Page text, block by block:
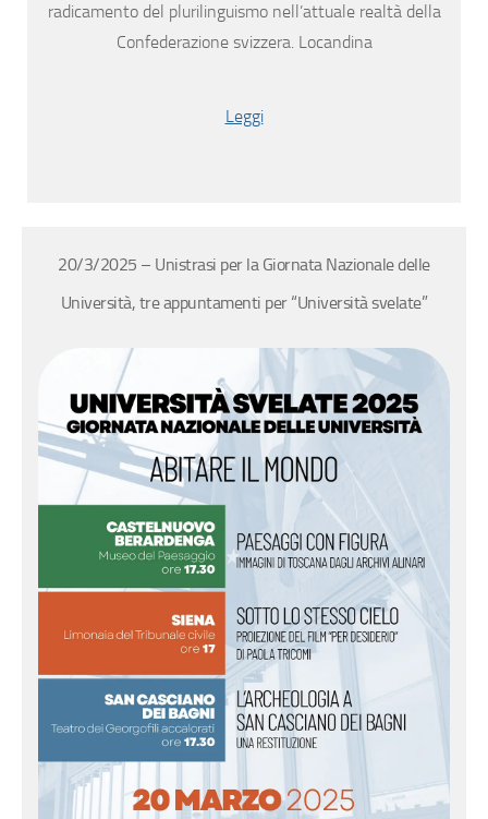
radicamento del plurilinguismo nell’attuale realtà della
Confederazione svizzera. Locandina
Leggi
20/3/2025 – Unistrasi per la Giornata Nazionale delle
Università, tre appuntamenti per “Università svelate”